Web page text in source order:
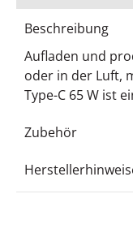
Beschreibung
Aufladen und
oder in der Luft,
Type-C 65 W ist
Zubehör